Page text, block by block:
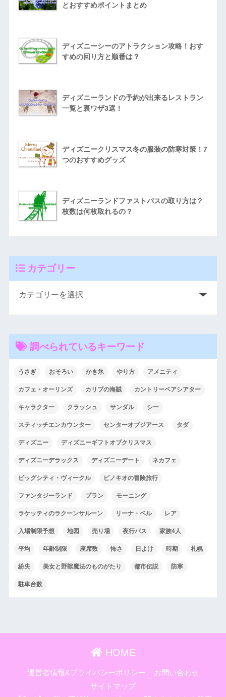
とおすすめポイントまとめ
ディズニーシーのアトラクション攻略！おす
すめの回り方と順番は？
ディズニーランドの予約が出来るレストラン
一覧と裏ワザ3選！
ディズニークリスマス冬の服装の防寒対策！7
つのおすすめグッズ
ディズニーランドファストパスの取り方は？
枚数は何枚取れるの？
カテゴリー
調べられているキーワード
うさぎ おそろい かき氷 やり方 アメニティ
カフェ・オーリンズ カリブの海賊 カントリーベアシアター
キャラクター クラッシュ サンダル シー
スティッチエンカウンター センターオブジアース タダ
ディズニー ディズニーギフトオブクリスマス
ディズニーデラックス ディズニーデート ネカフェ
ビッグシティ・ヴィークル ピノキオの冒険旅行
ファンタジーランド プラン モーニング
ラケッティのラクーンサルーン リーナ・ベル レア
入場制限予想 地図 売り場 夜行バス 家族4人
平均 年齢制限 座席数 怖さ 日よけ 時期 札幌
紛失 美女と野獣魔法のものがたり 都市伝説 防寒
駐車台数
HOME
運営者情報&プライバシーポリシー
お問い合わせ
サイトマップ